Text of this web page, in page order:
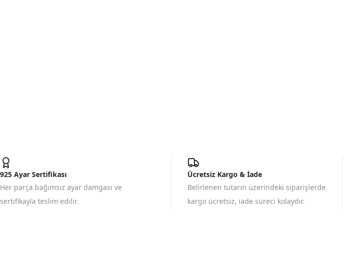
925 Ayar Sertifikası
Her parça bağımsız ayar damgası ve
sertifikayla teslim edilir.
Ücretsiz Kargo & İade
Belirlenen tutarın üzerindeki siparişlerde
kargo ücretsiz, iade süreci kolaydır.